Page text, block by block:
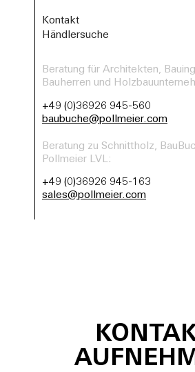
Kontakt
Händlersuche
Beratung für Architekten,
Bauherren und
+49 (0)36926 945-560
baubuche@pollmeier.com
Beratung zu Schnittholz,
Pollmeier LVL:
+49 (0)36926 945-163
sales@pollmeier.com